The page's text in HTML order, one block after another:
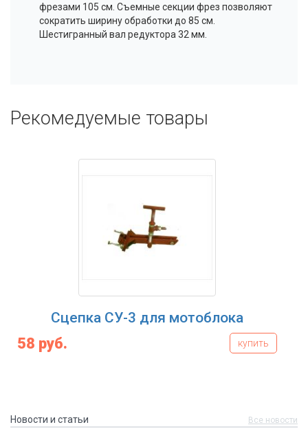
фрезами 105 см. Съемные секции фрез позволяют
сократить ширину обработки до 85 см.
Шестигранный вал редуктора 32 мм.
Рекомедуемые товары
купить
Мотоблок Shtenli 1030-L (8.5
Новости и статьи Все новости